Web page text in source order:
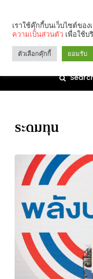
ระดมทุน
เราใช้คุ๊กกี้บนเว็บไซต์ขอ
ความเป็นส่วนตัว เพื่อใช้บ
ตัวเลือกคุ๊กกี้ ยอมรับ